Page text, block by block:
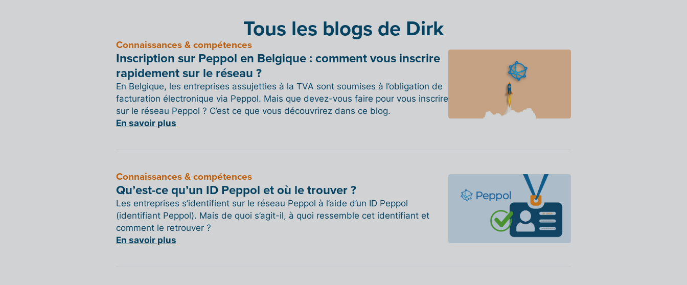
Tous les blogs de Dirk
Connaissances & compétences
Inscription sur Peppol en Belgique : comment vous inscrire
rapidement sur le réseau ?
En Belgique, les entreprises assujetties à la TVA sont soumises à l’obligation de
facturation électronique via Peppol. Mais que devez-vous faire pour vous inscrire
sur le réseau Peppol ? C’est ce que vous découvrirez dans ce blog.
En savoir plus
Connaissances & compétences
Qu’est-ce qu’un ID Peppol et où le trouver ?
Les entreprises s’identifient sur le réseau Peppol à l’aide d’un ID Peppol
(identifiant Peppol). Mais de quoi s’agit-il, à quoi ressemble cet identifiant et
comment le retrouver ?
En savoir plus